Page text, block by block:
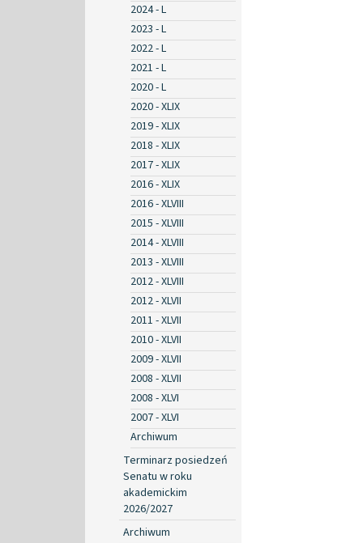
2024 - L
2023 - L
2022 - L
2021 - L
2020 - L
2020 - XLIX
2019 - XLIX
2018 - XLIX
2017 - XLIX
2016 - XLIX
2016 - XLVIII
2015 - XLVIII
2014 - XLVIII
2013 - XLVIII
2012 - XLVIII
2012 - XLVII
2011 - XLVII
2010 - XLVII
2009 - XLVII
2008 - XLVII
2008 - XLVI
2007 - XLVI
Archiwum
Terminarz posiedzeń
Senatu w roku
akademickim
2026/2027
Archiwum